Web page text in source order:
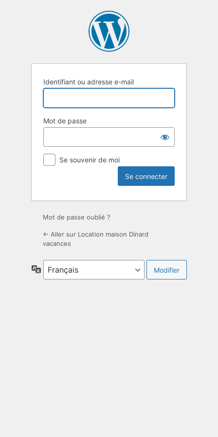
Identifiant ou adresse e-mail
Mot de passe
Se souvenir de moi
Mot de passe oublié ?
← Aller sur Location maison Dinard
vacances
Langue